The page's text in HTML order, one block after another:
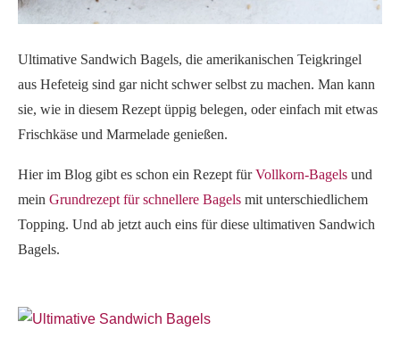
Ultimative Sandwich Bagels, die amerikanischen Teigkringel
aus Hefeteig sind gar nicht schwer selbst zu machen. Man kann
sie, wie in diesem Rezept üppig belegen, oder einfach mit etwas
Frischkäse und Marmelade genießen.
Hier im Blog gibt es schon ein Rezept fürVollkorn-Bagels und
mein Grundrezept für schnellere Bagels mit unterschiedlichem
Topping. Und ab jetzt auch eins für diese ultimativen Sandwich
Bagels.